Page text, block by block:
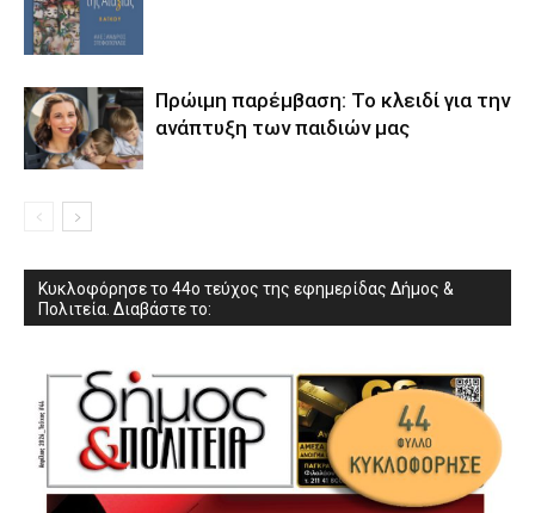
Πρώιμη παρέμβαση: Το κλειδί για την
ανάπτυξη των παιδιών µας
Κυκλοφόρησε το 44ο τεύχος της εφημερίδας Δήμος &
Πολιτεία. Διαβάστε το: